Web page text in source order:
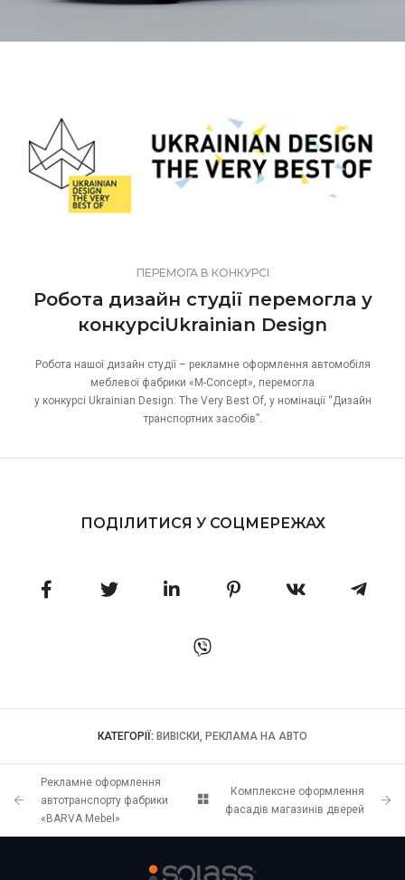
ПЕРЕМОГА В КОНКУРСІ
Робота дизайн студії перемогла у
конкурсіUkrainian Design
Робота нашої дизайн студії – рекламне оформлення автомобіля
меблевої фабрики «M-Concept», перемогла
у конкурсі Ukrainian Design: The Very Best Of, у номінації “Дизайн
транспортних засобів”.
ПОДІЛИТИСЯ У СОЦМЕРЕЖАХ
КАТЕГОРІЇ: ВИВІСКИ, РЕКЛАМА НА АВТО
Рекламне оформлення
автотранспорту фабрики
«BARVA Mebel»
Комплексне оформлення
фасадів магазинів дверей